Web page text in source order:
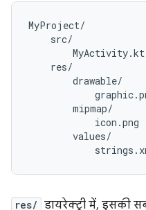
MyProject/
    src/
        MyActivity.kt
    res/
        drawable/
        mipmap/
            icon.png
        values/
res/ डायरेक्ट्री में, इसकी